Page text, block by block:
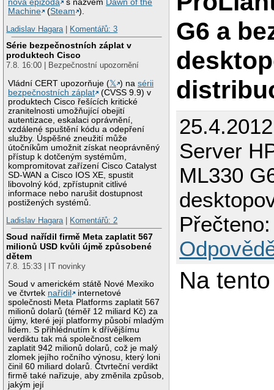
nová epizoda
s názvem Dawn of the
Machine
(Steam ).
Ladislav Hagara| Komentářů: 3
Série bezpečnostních záplat v
produktech Cisco
7.8. 16:00 | Bezpečnostní upozornění
Vládní CERT upozorňuje (𝕏 ) nasérii
bezpečnostních záplat
(CVSS 9.9) v
produktech Cisco řešících kritické
zranitelnosti umožňující obejití
autentizace, eskalaci oprávnění,
vzdálené spuštění kódu a odepření
služby. Úspěšné zneužití může
útočníkům umožnit získat neoprávněný
přístup k dotčeným systémům,
kompromitovat zařízení Cisco Catalyst
SD-WAN a Cisco IOS XE, spustit
libovolný kód, zpřístupnit citlivé
informace nebo narušit dostupnost
postižených systémů.
Ladislav Hagara| Komentářů: 2
Soud nařídil firmě Meta zaplatit 567
milionů USD kvůli újmě způsobené
dětem
7.8. 15:33 | IT novinky
Soud v americkém státě Nové Mexiko
ve čtvrtek nařídil
internetové
společnosti Meta Platforms zaplatit 567
milionů dolarů (téměř 12 miliard Kč) za
újmy, které její platformy působí mladým
lidem. S přihlédnutím k dřívějšímu
verdiktu tak má společnost celkem
zaplatit 942 milionů dolarů, což je malý
zlomek jejího ročního výnosu, který loni
činil 60 miliard dolarů. Čtvrteční verdikt
firmě také nařizuje, aby změnila způsob,
jakým její
G6 a
Server
ML330
Na